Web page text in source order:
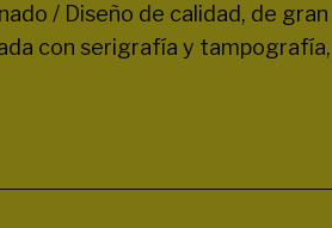
/ Diseño de calidad, de gran
con serigrafía y tampografía,